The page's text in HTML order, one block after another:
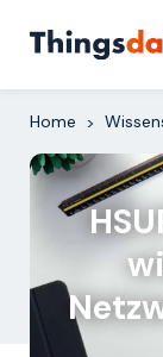
Home >